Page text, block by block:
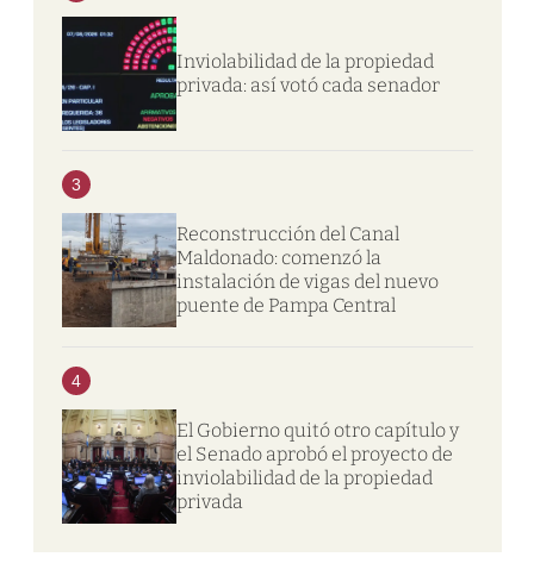
Inviolabilidad de la propiedad
privada: así votó cada senador
3
Reconstrucción del Canal
Maldonado: comenzó la
instalación de vigas del nuevo
puente de Pampa Central
4
El Gobierno quitó otro capítulo y
el Senado aprobó el proyecto de
inviolabilidad de la propiedad
privada